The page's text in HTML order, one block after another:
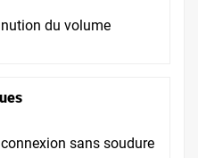
du volume
sans soudure